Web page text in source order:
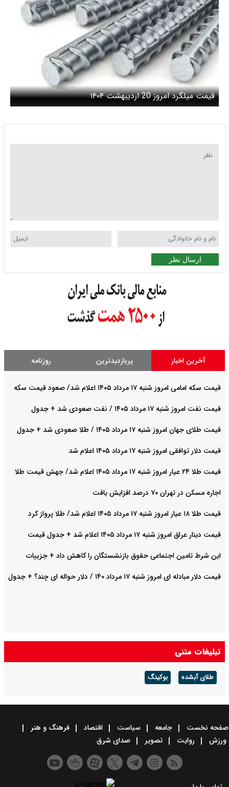
قیمت میلگرد امروز 20 اردیبهشت ۱۴۰۴
ارسال نظر
آخرین اخبار پربازدیدترین روزنامه
قیمت سکه امامی امروز شنبه ۱۷ مرداد ۱۴۰۵ اعلام شد/ صعود قیمت سکه
قیمت نفت امروز شنبه ۱۷ مرداد ۱۴۰۵ / نفت صعودی شد + جدول
قیمت طلای جهان امروز شنبه ۱۷ مرداد ۱۴۰۵ / طلا صعودی شد + جدول
قیمت دلار توافقی امروز شنبه ۱۷ مرداد ۱۴۰۵ اعلام شد
قیمت طلا ۲۴ عیار امروز شنبه ۱۷ مرداد ۱۴۰۵ اعلام شد/ جهش قیمت طلا
اجاره مسکن در تهران ۷۰ درصد افزایش یافت
قیمت طلا ۱۸ عیار امروز شنبه ۱۷ مرداد ۱۴۰۵ اعلام شد/ طلا پرواز کرد
قیمت دینار عراق امروز شنبه ۱۷ مرداد ۱۴۰۵ اعلام شد + جدول قیمت
این شرط تامین اجتماعی حقوق بازنشستگان را کاهش داد + جزییات
قیمت دلار مبادله ای امروز شنبه ۱۷ مرداد ۱۴۰ / دلار حواله ای چند؟ + جدول
تبلیغات متنی
طلای آبشده بوکینگ
صفحه نخست جامعه سیاست اقتصاد
فرهنگ و هنر
ورزش
روایت تصویر صدای شرق